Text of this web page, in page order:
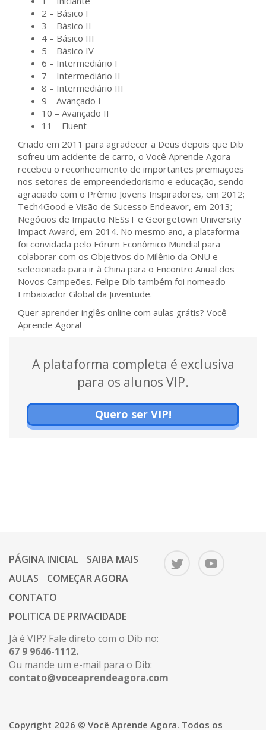
2 – Básico I
3 – Básico II
4 – Básico III
5 – Básico IV
6 – Intermediário I
7 – Intermediário II
8 – Intermediário III
9 – Avançado I
10 – Avançado II
11 – Fluent
Criado em 2011 para agradecer a Deus depois que Dib
sofreu um acidente de carro, o Você Aprende Agora
recebeu o reconhecimento de importantes premiações
nos setores de empreendedorismo e educação, sendo
agraciado com o Prêmio Jovens Inspiradores, em 2012;
Tech4Good e Visão de Sucesso Endeavor, em 2013;
Negócios de Impacto NESsT e Georgetown University
Impact Award, em 2014. No mesmo ano, a plataforma
foi convidada pelo Fórum Econômico Mundial para
colaborar com os Objetivos do Milênio da ONU e
selecionada para ir à China para o Encontro Anual dos
Novos Campeões. Felipe Dib também foi nomeado
Embaixador Global da Juventude.
Quer aprender inglês online com aulas grátis? Você
Aprende Agora!
A plataforma completa é exclusiva
para os alunos VIP.
Quero ser VIP!
PÁGINA INICIAL
SAIBA MAIS
AULAS
COMEÇAR AGORA
CONTATO
POLITICA DE PRIVACIDADE
Já é VIP? Fale direto com o Dib no:
67 9 9646-1112.
Ou mande um e-mail para o Dib:
contato@voceaprendeagora.com
Copyright 2026 © Você Aprende Agora. Todos os